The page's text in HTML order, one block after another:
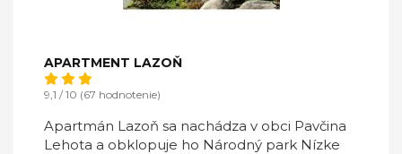
APARTMENT LAZOŇ
9,1 / 10 (67 hodnotenie)
Apartmán Lazoň sa nachádza v obci Pavčina
Lehota a obklopuje ho Národný park Nízke